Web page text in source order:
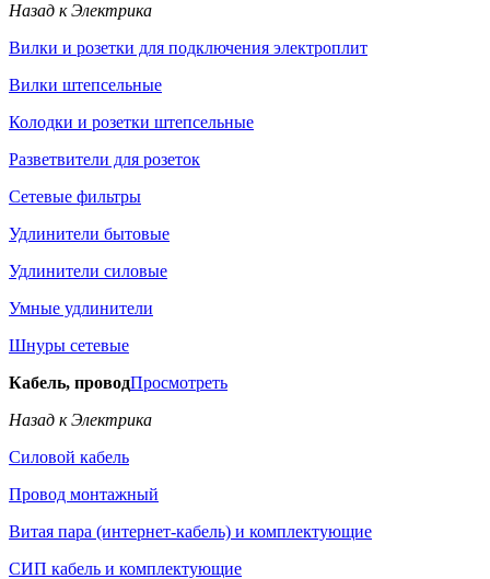
Назад к Электрика
Вилки и розетки для подключения электроплит
Вилки штепсельные
Колодки и розетки штепсельные
Разветвители для розеток
Сетевые фильтры
Удлинители бытовые
Удлинители силовые
Умные удлинители
Шнуры сетевые
Кабель, проводПросмотреть
Назад к Электрика
Силовой кабель
Провод монтажный
Витая пара (интернет-кабель) и комплектующие
СИП кабель и комплектующие